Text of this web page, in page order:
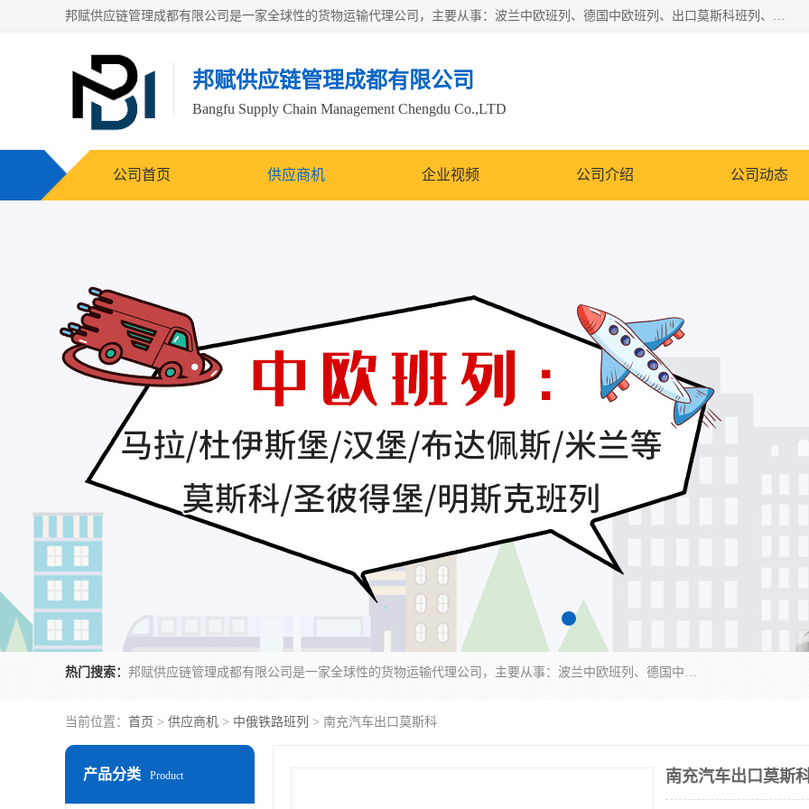
邦赋供应链管理成都有限公司是一家全球性的货物运输代理公司，主要从事：波兰中欧班列、德国中欧班列、出口莫斯科班列、中欧班列进口、蓉欧铁路、成都出口空运等业务，同时亦提供报关、报检、仓储、码头操作等服务。
邦赋供应链管理成都有限公司
Bangfu Supply Chain Management Chengdu Co.,LTD
公司首页 供应商机 企业视频 公司介绍 公司动态
热门搜索： 邦赋供应链管理成都有限公司是一家全球性的货物运输代理公司，主要从事：波兰中欧班列、德国中欧班列、出口莫斯科班列、中欧班列进口、蓉欧铁路、成都出口空运等业务，同时亦提供报关、报检、仓储、码头操作等服务。
当前位置： 首页 > 供应商机 > 中俄铁路班列 > 南充汽车出口莫斯科
产品分类 Product 南充汽车出口莫斯